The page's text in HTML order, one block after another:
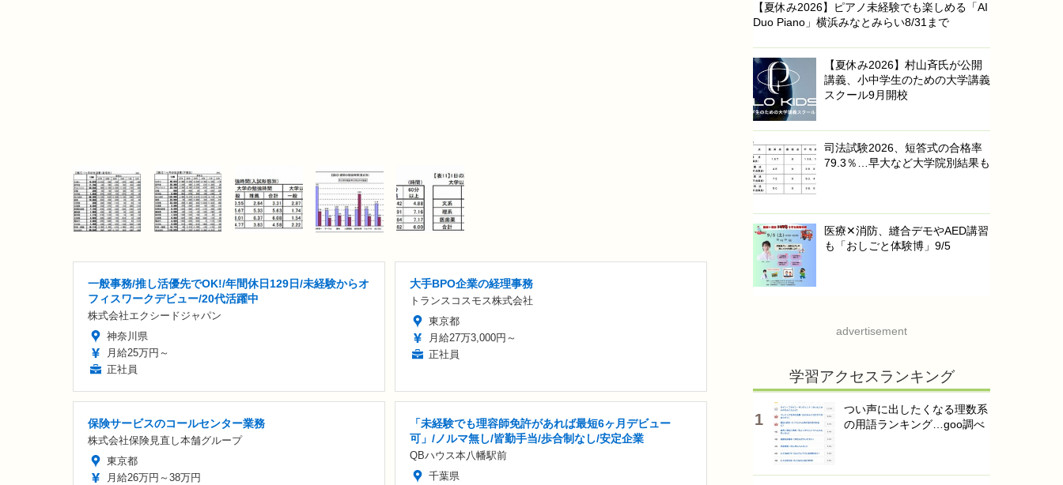
一般事務/推し活優先でOK!/年間休日129日/未経験からオ
フィスワークデビュー/20代活躍中
株式会社エクシードジャパン
神奈川県
月給25万円～
正社員
大手BPO企業の経理事務
トランスコスモス株式会社
東京都
月給27万3,000円～
正社員
保険サービスのコールセンター業務
株式会社保険見直し本舗グループ
東京都
月給26万円～38万円
「未経験でも理容師免許があれば最短6ヶ月デビュー
可」/ノルマ無し/皆勤手当/歩合制なし/安定企業
QBハウス本八幡駅前
千葉県
【夏休み2026】ピアノ未経験でも楽しめる「AI
Duo Piano」横浜みなとみらい8/31まで
【夏休み2026】村山斉氏が公開
講義、小中学生のための大学講義
スクール9月開校
司法試験2026、短答式の合格率
79.3％…早大など大学院別結果も
医療✕消防、縫合デモやAED講習
も「おしごと体験博」9/5
advertisement
学習アクセスランキング
つい声に出したくなる理数系
の用語ランキング…goo調べ